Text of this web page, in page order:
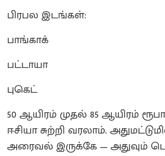
பிரபல இடங்கள்:
பாங்காக்
பட்டாயா
புகெட்
50 ஆயிரம் முதல் 85 ஆயிரம்
ஈசியா சுற்றி வரலாம்.
அரைவல் இருக்கே — அதுவும்